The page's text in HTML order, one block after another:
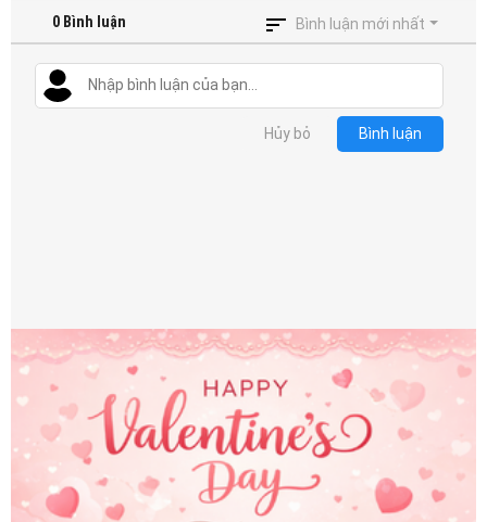
0 Bình luận Bình luận mới nhất
Hủy bỏ Bình luận